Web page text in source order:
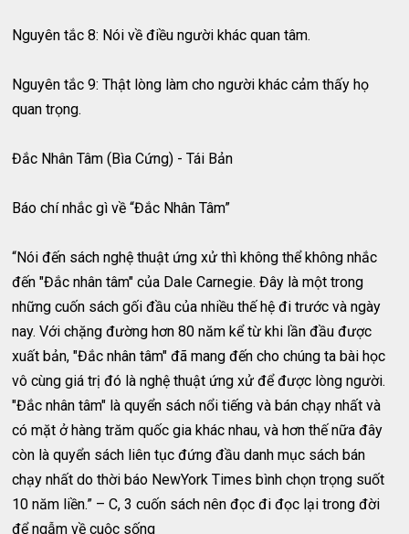
Nguyên tắc 8: Nói về điều người khác quan tâm.
Nguyên tắc 9: Thật lòng làm cho người khác cảm thấy họ
quan trọng.
Đắc Nhân Tâm (Bìa Cứng) - Tái Bản
Báo chí nhắc gì về “Đắc Nhân Tâm”
“Nói đến sách nghệ thuật ứng xử thì không thể không nhắc
đến "Đắc nhân tâm" của Dale Carnegie. Đây là một trong
những cuốn sách gối đầu của nhiều thế hệ đi trước và ngày
nay. Với chặng đường hơn 80 năm kể từ khi lần đầu được
xuất bản, "Đắc nhân tâm" đã mang đến cho chúng ta bài học
vô cùng giá trị đó là nghệ thuật ứng xử để được lòng người.
"Đắc nhân tâm" là quyển sách nổi tiếng và bán chạy nhất và
có mặt ở hàng trăm quốc gia khác nhau, và hơn thế nữa đây
còn là quyển sách liên tục đứng đầu danh mục sách bán
chạy nhất do thời báo NewYork Times bình chọn trọng suốt
10 năm liền.” – C, 3 cuốn sách nên đọc đi đọc lại trong đời
để ngẫm về cuộc sống